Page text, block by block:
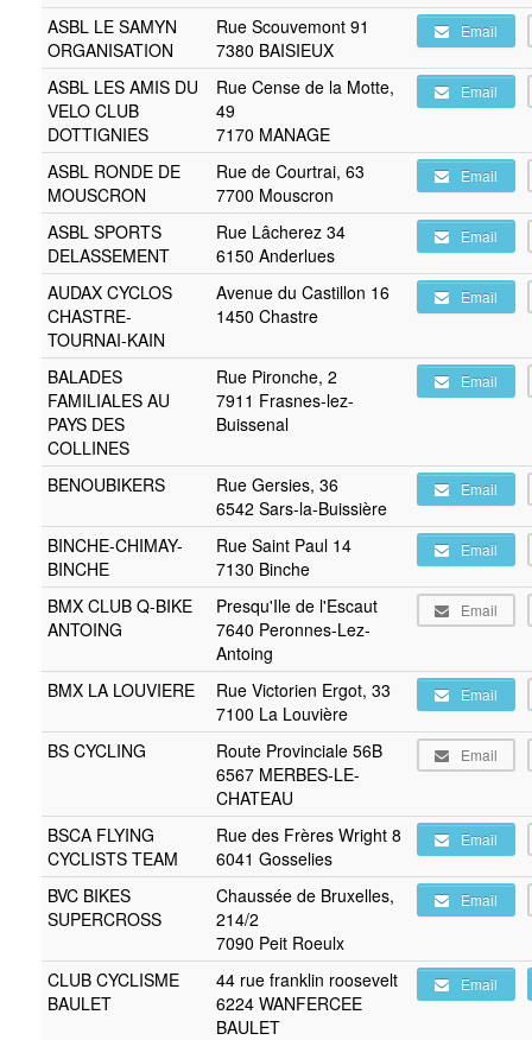
ASBL LE SAMYN
ORGANISATION
Rue Scouvemont 91
7380 BAISIEUX
Email
ASBL LES AMIS DU
VELO CLUB
DOTTIGNIES
Rue Cense de la Motte,
49
7170 MANAGE
Email
ASBL RONDE DE
MOUSCRON
Rue de Courtrai, 63
7700 Mouscron
Email
ASBL SPORTS
DELASSEMENT
Rue Lâcherez 34
6150 Anderlues
Email
AUDAX CYCLOS
CHASTRE-
TOURNAI-KAIN
Avenue du Castillon 16
1450 Chastre
Email
BALADES
FAMILIALES AU
PAYS DES
COLLINES
Rue Pironche, 2
7911 Frasnes-lez-
Buissenal
Email
BENOUBIKERS
Rue Gersies, 36
6542 Sars-la-Buissière
Email
BINCHE-CHIMAY-
BINCHE
Rue Saint Paul 14
7130 Binche
Email
BMX CLUB Q-BIKE
ANTOING
Presqu'Ile de l'Escaut
7640 Peronnes-Lez-
Antoing
Email
BMX LA LOUVIERE
Rue Victorien Ergot, 33
7100 La Louvière
Email
BS CYCLING
Route Provinciale 56B
6567 MERBES-LE-
CHATEAU
Email
BSCA FLYING
CYCLISTS TEAM
Rue des Frères Wright 8
6041 Gosselies
Email
BVC BIKES
SUPERCROSS
Chaussée de Bruxelles,
214/2
7090 Peit Roeulx
Email
CLUB CYCLISME
BAULET
44 rue franklin roosevelt
6224 WANFERCEE
BAULET
Email